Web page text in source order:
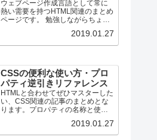
ウェブページ作成言語として常に
熱い需要を持つHTML関連のまとめ
ページです。 勉強しながらちょっ
2019.01.27
CSSの便利な使い方・プロ
パティ逆引きリファレンス
HTMLと合わせてぜひマスターした
い、CSS関連の記事のまとめとな
ります。プロパティの名称と使用
ちょっととっても数少ないです
が、段々増える予定です。
2019.01.27